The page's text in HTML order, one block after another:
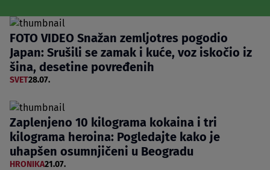
FOTO VIDEO Snažan zemljotres pogodio
Japan: Srušili se zamak i kuće, voz iskočio iz
šina, desetine povređenih
SVET28.07.
Zaplenjeno 10 kilograma kokaina i tri
kilograma heroina: Pogledajte kako je
uhapšen osumnjičeni u Beogradu
HRONIKA21.07.